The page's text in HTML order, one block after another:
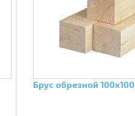
Брус обрезной